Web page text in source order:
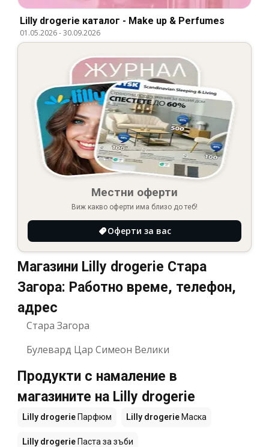
Lilly drogerie каталог - Make up & Perfumes
01.05.2026-30.09.2026
Местни оферти
Виж какво оферти има близо до теб!
Оферти за вас
Магазини Lilly drogerie Стара
Загора: Работно време, телефон,
адрес
Стара Загора
Булевард Цар Симеон Велики
Продукти с намаление в
магазините на Lilly drogerie
Lilly drogerie Парфюм Lilly drogerie Маска
Lilly drogerie Паста за зъби